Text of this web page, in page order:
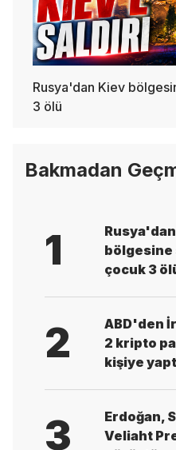
Rusya'dan Kiev
3 ölü
Bakmadan
1
bölgesine
çocuk 3
2
ABD'den
2 kripto
kişiye
3
Erdoğan,
Veliaht